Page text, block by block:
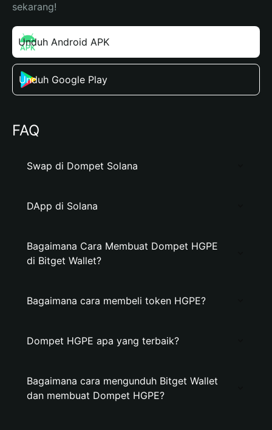
sekarang!
Unduh Android APK
Unduh Google Play
FAQ
Swap di Dompet Solana
DApp di Solana
Bagaimana Cara Membuat Dompet HGPE
di Bitget Wallet?
Bagaimana cara membeli token HGPE?
Dompet HGPE apa yang terbaik?
Bagaimana cara mengunduh Bitget Wallet
dan membuat Dompet HGPE?